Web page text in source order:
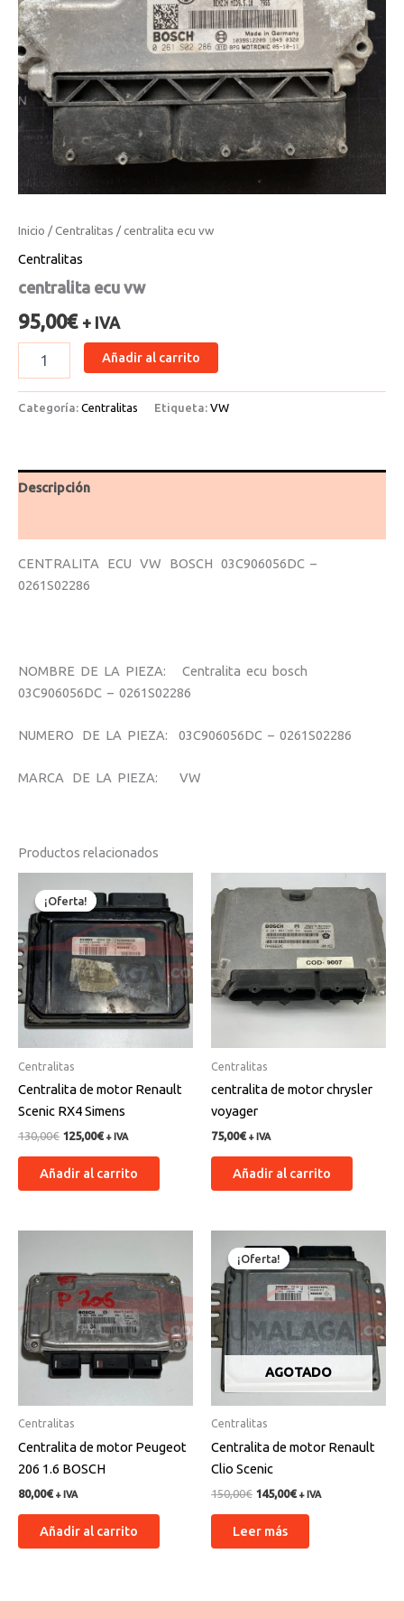
Inicio /Centralitas / centralita ecu vw
Centralitas
centralita ecu vw
95,00€ + IVA
Añadir al carrito
Categoría: Centralitas Etiqueta: VW
Descripción
CENTRALITA ECU VW BOSCH 03C906056DC –
0261S02286
NOMBRE DE LA PIEZA: Centralita ecu bosch
03C906056DC – 0261S02286
NUMERO DE LA PIEZA: 03C906056DC – 0261S02286
MARCA DE LA PIEZA: VW
Productos relacionados
¡Oferta!
¡Oferta!
Centralitas
Centralita de motor Renault
Scenic RX4 Simens
130,00€
precio
original
era:
130,00€.
125,00€
precio
actual
es:
125,00€.
+ IVA
Añadir al carrito
Centralitas
centralita de motor chrysler
voyager
75,00€ + IVA
Añadir al carrito
Centralitas
Centralita de motor Peugeot
206 1.6 BOSCH
80,00€ + IVA
Añadir al carrito
¡Oferta!
AGOTADO
¡Oferta!
Centralitas
Centralita de motor Renault
Clio Scenic
150,00€
precio
original
era:
150,00€.
145,00€
precio
actual
es:
145,00€.
+ IVA
Leer más